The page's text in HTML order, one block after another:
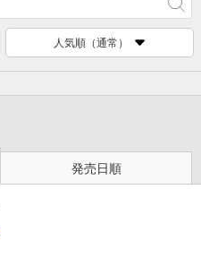
人気順（通常）
発売日順